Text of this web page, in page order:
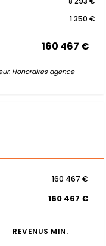
1 350 €
160 467 €
Honoraires agence
160 467 €
160 467 €
REVENUS MIN.